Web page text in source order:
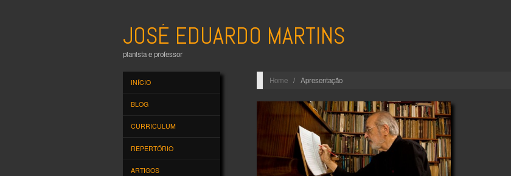
JOSÉ EDUARDO MARTINS
pianista e professor
INÍCIO
BLOG
CURRICULUM
REPERTÓRIO
ARTIGOS
Home / Apresentação